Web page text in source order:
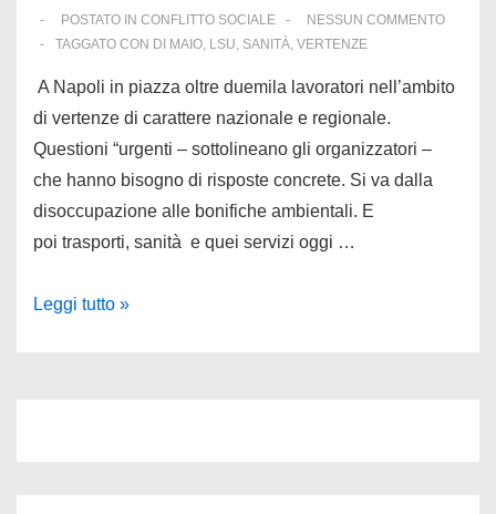
POSTATO IN CONFLITTO SOCIALE
NESSUN COMMENTO
TAGGATO CON DI MAIO, LSU, SANITÀ, VERTENZE
A Napoli in piazza oltre duemila lavoratori nell’ambito
di vertenze di carattere nazionale e regionale.
Questioni “urgenti – sottolineano gli organizzatori –
che hanno bisogno di risposte concrete. Si va dalla
disoccupazione alle bonifiche ambientali. E
poi trasporti, sanità e quei servizi oggi …
Napoli,
Leggi tutto »